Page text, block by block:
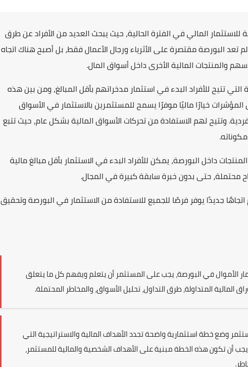
المالي في الفترة الحالية، حيث يبحث العديد من الأفراد عن طرق
البورصة مقتصرة على الأثرياء ورجال الأعمال فقط، بل أصبح هناك اتجاه
والمنتجات المالية الأخرى داخل أسواق المال.
التي تتيح للأفراد البدء في استثمار مدخراتهم بأقل المبالغ، ومن بين هذه
خيارًا ماليًا موفرًا يسمح للمستثمرين بالاستثمار في الأسواق
وتتيح لهم الاستفادة من تحركات الأسواق المالية بشكل عام، حيث تتبع
داخل البورصة، يمكن للأفراد البدء في الاستثمار بأقل مبالغ مالية
محتملة، حتى بدون خبرة سابقة كبيرة في المجال.
اتجاهًا جديدًا يوفر فرصًا للجميع للاستفادة من الاستثمار في البورصة وتحقيق
الأموال في البورصة، يجب على المستثمر أن يتعلم ويفهم كل ما يتعلق
المالية المتداولة، طرق التداول، تحليل الأسواق، والمخاطر المحتملة.
وضع خطة استثمارية واضحة تحدد الأهداف المالية والاستراتيجية التي
أن تكون هذه الخطة مبنية على الأهداف الشخصية والمالية للمستثمر،